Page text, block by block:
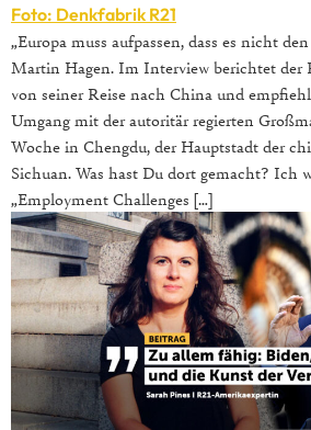
Foto: Denkfabrik R21
„Europa muss aufpassen, dass es nicht
Martin Hagen. Im Interview berichtet der
von seiner Reise nach China und
Umgang mit der autoritär regierten
Woche in Chengdu, der Hauptstadt der
Sichuan. Was hast Du dort gemacht? Ich
„Employment Challenges […]